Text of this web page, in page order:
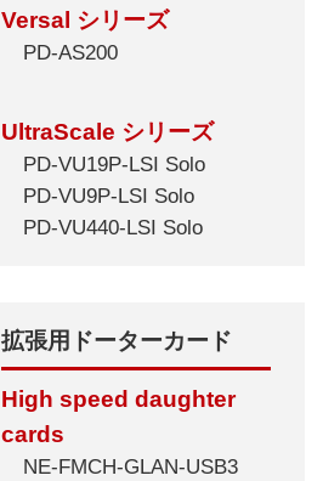
Versal シリーズ
PD-AS200
UltraScale シリーズ
PD-VU19P-LSI Solo
PD-VU9P-LSI Solo
PD-VU440-LSI Solo
拡張用ドーターカード
High speed daughter
cards
NE-FMCH-GLAN-USB3